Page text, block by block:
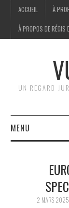
ACCUEIL À
À PROPOS DE RÉGIS
UN REGARD
MENU
JURIDIQUE
2 MARS 2025